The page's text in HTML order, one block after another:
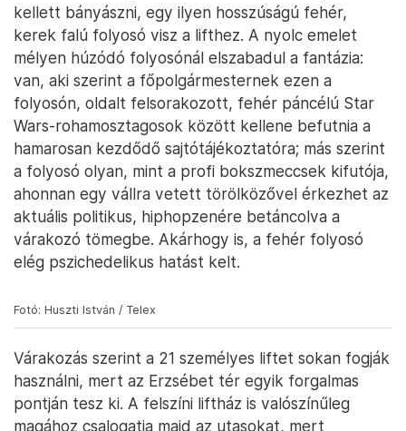
kellett bányászni, egy ilyen hosszúságú fehér,
kerek falú folyosó visz a lifthez. A nyolc emelet
mélyen húzódó folyosónál elszabadul a fantázia:
van, aki szerint a főpolgármesternek ezen a
folyosón, oldalt felsorakozott, fehér páncélú Star
Wars-rohamosztagosok között kellene befutnia a
hamarosan kezdődő sajtótájékoztatóra; más szerint
a folyosó olyan, mint a profi bokszmeccsek kifutója,
ahonnan egy vállra vetett törölközővel érkezhet az
aktuális politikus, hiphopzenére betáncolva a
várakozó tömegbe. Akárhogy is, a fehér folyosó
elég pszichedelikus hatást kelt.